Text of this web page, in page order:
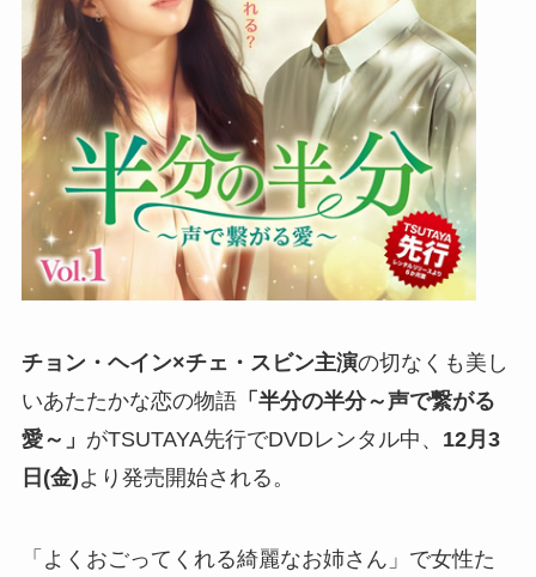
チョン・ヘイン×チェ・スビン主演の切なくも美し
いあたたかな恋の物語「半分の半分～声で繋がる
愛～」 がTSUTAYA先行でDVDレンタル中、 12月3
日(金)より発売開始される。
「よくおごってくれる綺麗なお姉さん」で女性た